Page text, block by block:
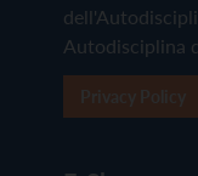
Autodisciplina